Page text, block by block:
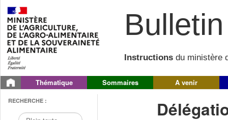
Instructions du ministère
Thématique Sommaires A venir
RECHERCHE :